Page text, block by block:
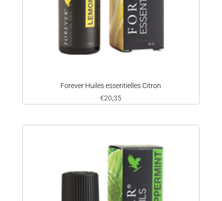
Forever Huiles essentielles Citron
€20,35